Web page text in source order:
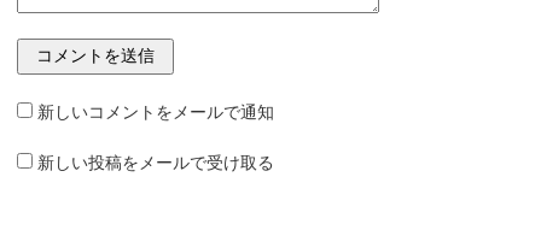
新しいコメントをメールで通知
新しい投稿をメールで受け取る